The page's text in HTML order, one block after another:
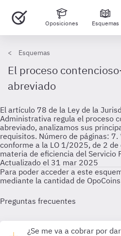
Oposiciones Esquemas
Esquemas
El proceso
abreviado
El artículo 78 de la Ley de la
Administrativa regula el proceso
abreviado, analizamos sus
requisitos. Número de páginas: 7.
conforme a la LO 1/2025, de 2 de
materia de eficiencia del Servicio
Actualizado el 31 mar 2025
Para poder acceder a este
mediante la cantidad de
Preguntas frecuentes
¿Se me va a cobrar por